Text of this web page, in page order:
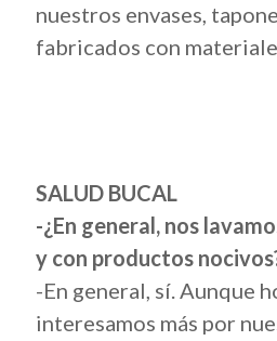
nuestros envases,
fabricados con
SALUD BUCAL
-¿En general, nos
y con productos
-En general, sí. Aunque
interesamos más por